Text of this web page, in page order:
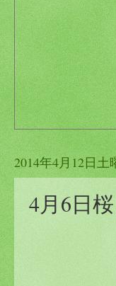
2014年4月12日土
4月6日